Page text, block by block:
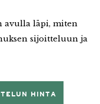
avulla läpi, miten
sijoitteluun ja
HINTA